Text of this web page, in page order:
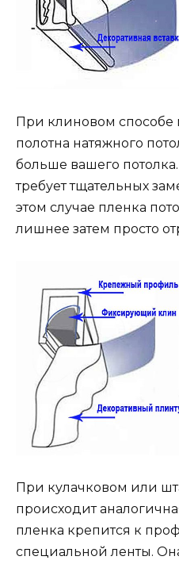
При клиновом способе
полотна натяжного
больше вашего
требует тщательных
этом случае пленка
лишнее затем просто
При кулачковом или
происходит
пленка крепится к
специальной ленты.